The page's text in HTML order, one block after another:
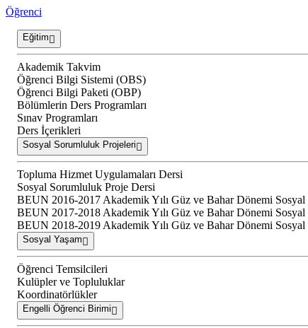
Öğrenci
Eğitim
Akademik Takvim
Öğrenci Bilgi Sistemi (OBS)
Öğrenci Bilgi Paketi (OBP)
Bölümlerin Ders Programları
Sınav Programları
Ders İçerikleri
Sosyal Sorumluluk Projeleri
Topluma Hizmet Uygulamaları Dersi
Sosyal Sorumluluk Proje Dersi
BEUN 2016-2017 Akademik Yılı Güz ve Bahar Dönemi
BEUN 2017-2018 Akademik Yılı Güz ve Bahar Dönemi
BEUN 2018-2019 Akademik Yılı Güz ve Bahar Dönemi
Sosyal Yaşam
Öğrenci Temsilcileri
Kulüpler ve Topluluklar
Koordinatörlükler
Engelli Öğrenci Birimi